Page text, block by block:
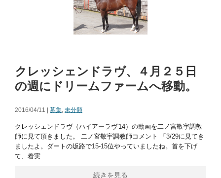
クレッシェンドラヴ、４月２５日
の週にドリームファームへ移動。
2016/04/11 | 募集 未分類
クレッシェンドラヴ（ハイアーラヴ'14）の動画を二ノ宮敬宇調教
師に見て頂きました。 二ノ宮敬宇調教師コメント 「3/29に見てき
ましたよ。ダートの坂路で15-15位やっていましたね。首を下げ
て、着実
続きを見る